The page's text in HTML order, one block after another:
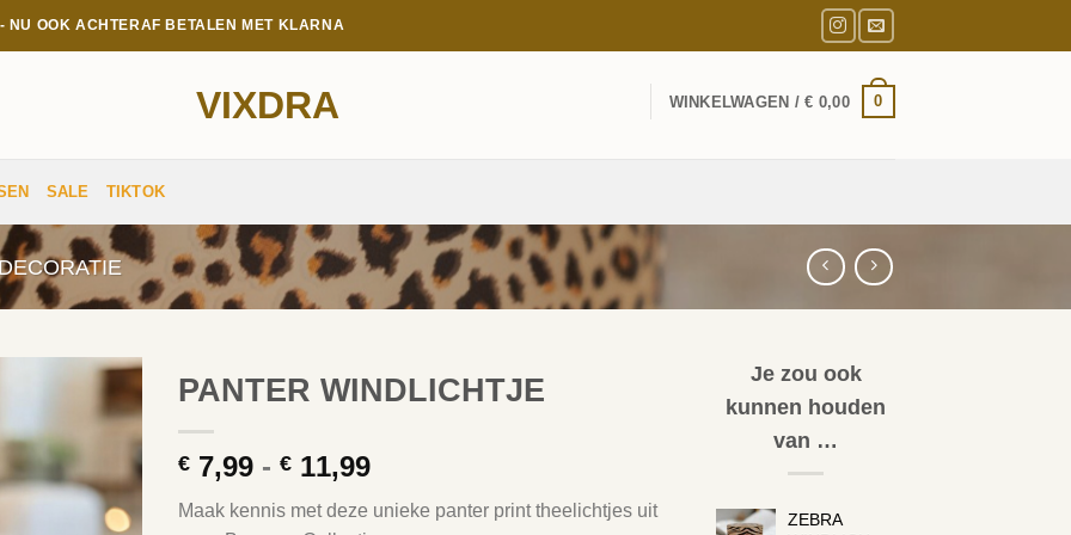
NU OOK ACHTERAF BETALEN MET KLARNA
VIXDRA WINKELWAGEN /€ 0,00 0
SALE TIKTOK
PANTER WINDLICHTJE
€ 7,99 - € 11,99Prijsklasse:
tot
Maak kennis met deze unieke panter print theelichtjes uit
Je zou ook
kunnen houden
van …
ZEBRA